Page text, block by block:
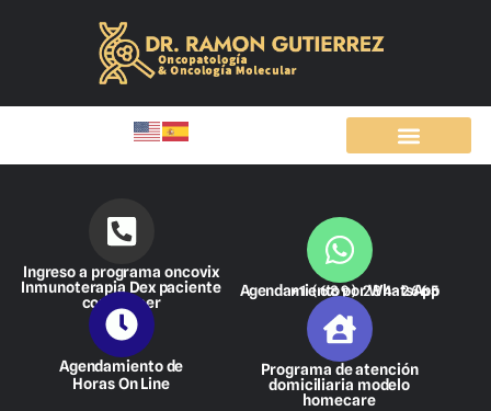
Ingreso a programa oncovix
Inmunoterapia Dex paciente
con cáncer
Agendamiento por WhatsApp
+1 (689) 284-2665
Agendamiento de
Horas On Line
Programa de atención
domiciliaria modelo
homecare